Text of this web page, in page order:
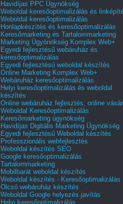
Havidíjas PPC Ügynökség
Weboldal keresőoptimalizálás és
Weboldal keresőoptimalizálás
Honlapkészítés és keresőoptimalizálás
Keresőmarketing és Tartalommarketing
Marketing Ügyönökség Komplex Web+
Egyedi fejlesztésű webáruház és
keresőoptimalizálás
Egyedi fejlesztésű weboldal készítés
Online Marketing Komplex Web+
Webáruház keresőoptimalizálás
Helyi keresőoptimalizálás és weboldal
készítés
Online webáruház fejlesztés, online
Weboldal Keresőoptimalizálás
Keresőmarketing ügynökség
Havidíjas Digitális Marketing Ügynökség
Egyedi fejlesztésű Weboldal készítés
Professzionális webfejlesztés
Weboldal készítés SEO
Google keresőoptimalizálás
Tartalommarketing
Mobilbarát weboldal készítés
Weboldal készítés - Keresőoptimalizálás
Olcsó webáruház készítés
Weboldal Google helyezés javítás
Helyi keresőoptimalizálás